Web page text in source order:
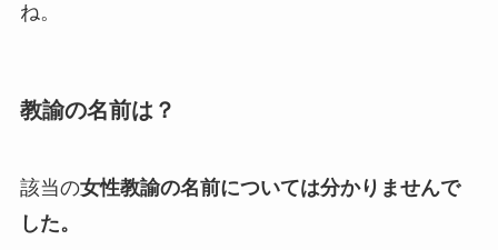
ね。
教諭の名前は？
該当の女性教諭の名前については分かりませんで
した。